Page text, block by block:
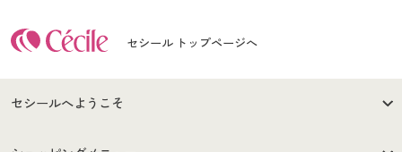
セシール トップページへ
セシールへようこそ